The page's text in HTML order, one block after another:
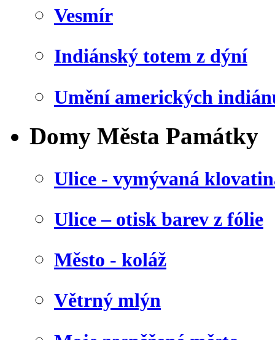
Vesmír
Indiánský totem z dýní
Umění amerických
Domy Města Památky
Ulice - vymývaná
Ulice – otisk barev z fólie
Město - koláž
Větrný mlýn